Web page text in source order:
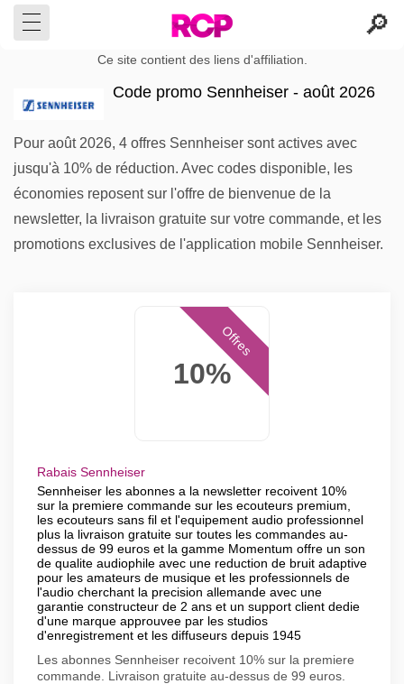
Ce site contient des liens d'affiliation.
Code promo Sennheiser - août 2026
Pour août 2026, 4 offres Sennheiser sont actives avec
jusqu'à 10% de réduction. Avec codes disponible, les
économies reposent sur l'offre de bienvenue de la
newsletter, la livraison gratuite sur votre commande, et les
promotions exclusives de l'application mobile Sennheiser.
10%
Offres
Rabais Sennheiser
Sennheiser les abonnes a la newsletter recoivent 10%
sur la premiere commande sur les ecouteurs premium,
les ecouteurs sans fil et l'equipement audio professionnel
plus la livraison gratuite sur toutes les commandes au-
dessus de 99 euros et la gamme Momentum offre un son
de qualite audiophile avec une reduction de bruit adaptive
pour les amateurs de musique et les professionnels de
l'audio cherchant la precision allemande avec une
garantie constructeur de 2 ans et un support client dedie
d'une marque approuvee par les studios
d'enregistrement et les diffuseurs depuis 1945
Les abonnes Sennheiser recoivent 10% sur la premiere
commande. Livraison gratuite au-dessus de 99 euros.